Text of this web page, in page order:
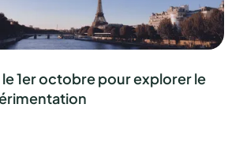
1er octobre pour explorer le